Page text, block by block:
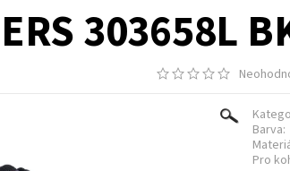
303658L
Barva:
Pro